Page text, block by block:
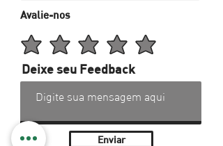
Avalie-nos
Deixe seu Feedback
Enviar